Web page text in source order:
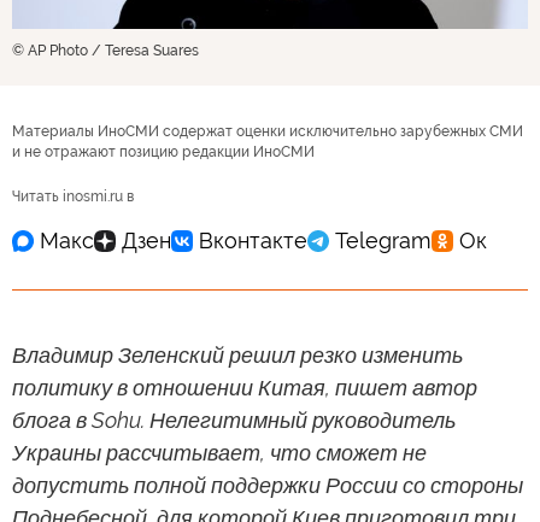
© AP Photo / Teresa Suares
Материалы ИноСМИ содержат оценки исключительно зарубежных СМИ
и не отражают позицию редакции ИноСМИ
Читать inosmi.ru в
Владимир Зеленский решил резко изменить
политику в отношении Китая, пишет автор
блога в Sohu. Нелегитимный руководитель
Украины рассчитывает, что сможет не
допустить полной поддержки России со стороны